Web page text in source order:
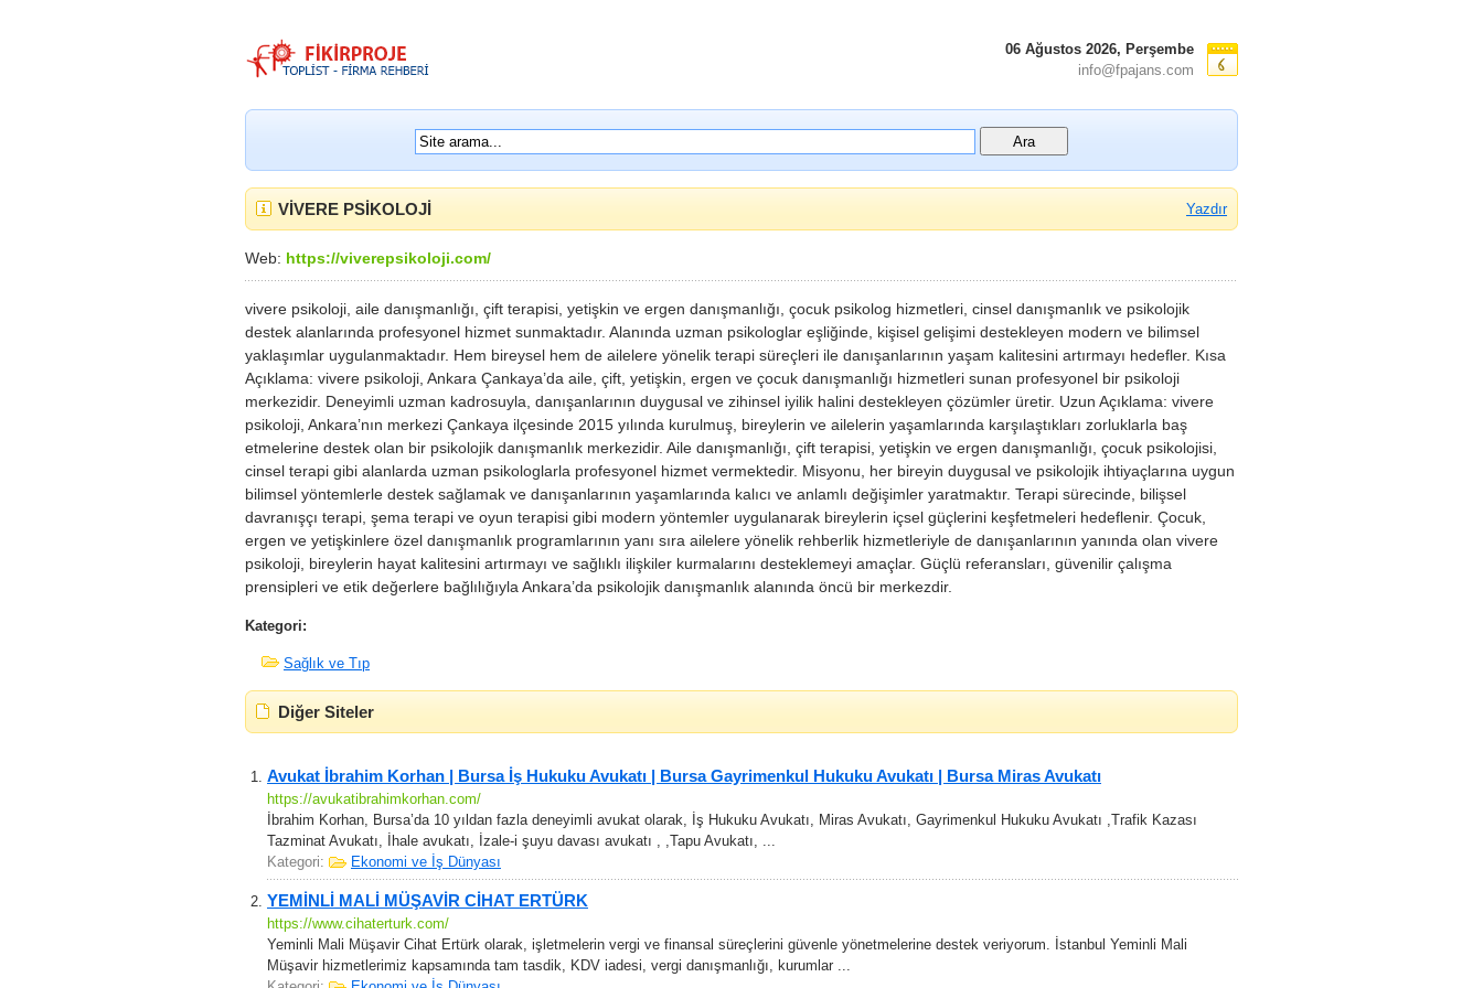
06 Ağustos 2026, Perşembe
info@fpajans.com
Yazdır
VİVERE PSİKOLOJİ
Web: https://viverepsikoloji.com/
vivere psikoloji, aile danışmanlığı, çift terapisi, yetişkin ve ergen danışmanlığı, çocuk psikolog hizmetleri, cinsel danışmanlık ve psikolojik
destek alanlarında profesyonel hizmet sunmaktadır. Alanında uzman psikologlar eşliğinde, kişisel gelişimi destekleyen modern ve bilimsel
yaklaşımlar uygulanmaktadır. Hem bireysel hem de ailelere yönelik terapi süreçleri ile danışanlarının yaşam kalitesini artırmayı hedefler. Kısa
Açıklama: vivere psikoloji, Ankara Çankaya’da aile, çift, yetişkin, ergen ve çocuk danışmanlığı hizmetleri sunan profesyonel bir psikoloji
merkezidir. Deneyimli uzman kadrosuyla, danışanlarının duygusal ve zihinsel iyilik halini destekleyen çözümler üretir. Uzun Açıklama: vivere
psikoloji, Ankara’nın merkezi Çankaya ilçesinde 2015 yılında kurulmuş, bireylerin ve ailelerin yaşamlarında karşılaştıkları zorluklarla baş
etmelerine destek olan bir psikolojik danışmanlık merkezidir. Aile danışmanlığı, çift terapisi, yetişkin ve ergen danışmanlığı, çocuk psikolojisi,
cinsel terapi gibi alanlarda uzman psikologlarla profesyonel hizmet vermektedir. Misyonu, her bireyin duygusal ve psikolojik ihtiyaçlarına uygun
bilimsel yöntemlerle destek sağlamak ve danışanlarının yaşamlarında kalıcı ve anlamlı değişimler yaratmaktır. Terapi sürecinde, bilişsel
davranışçı terapi, şema terapi ve oyun terapisi gibi modern yöntemler uygulanarak bireylerin içsel güçlerini keşfetmeleri hedeflenir. Çocuk,
ergen ve yetişkinlere özel danışmanlık programlarının yanı sıra ailelere yönelik rehberlik hizmetleriyle de danışanlarının yanında olan vivere
psikoloji, bireylerin hayat kalitesini artırmayı ve sağlıklı ilişkiler kurmalarını desteklemeyi amaçlar. Güçlü referansları, güvenilir çalışma
prensipleri ve etik değerlere bağlılığıyla Ankara’da psikolojik danışmanlık alanında öncü bir merkezdir.
Kategori:
Sağlık ve Tıp
Diğer Siteler
Avukat İbrahim Korhan | Bursa İş Hukuku Avukatı | Bursa Gayrimenkul Hukuku Avukatı | Bursa Miras Avukatı
https://avukatibrahimkorhan.com/
İbrahim Korhan, Bursa’da 10 yıldan fazla deneyimli avukat olarak, İş Hukuku Avukatı, Miras Avukatı, Gayrimenkul Hukuku Avukatı ,Trafik Kazası
Tazminat Avukatı, İhale avukatı, İzale-i şuyu davası avukatı , ,Tapu Avukatı, ...
Kategori:
Ekonomi ve İş Dünyası
YEMİNLİ MALİ MÜŞAVİR CİHAT ERTÜRK
https://www.cihaterturk.com/
Yeminli Mali Müşavir Cihat Ertürk olarak, işletmelerin vergi ve finansal süreçlerini güvenle yönetmelerine destek veriyorum. İstanbul Yeminli Mali
Müşavir hizmetlerimiz kapsamında tam tasdik, KDV iadesi, vergi danışmanlığı, kurumlar ...